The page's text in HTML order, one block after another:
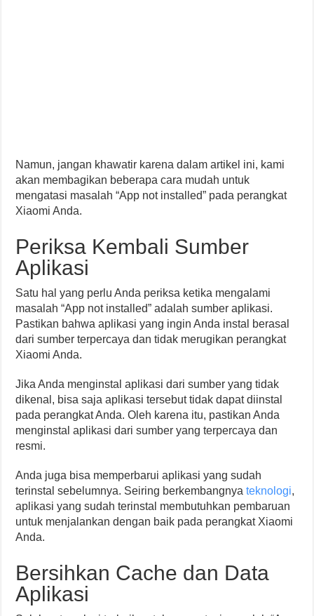
Namun, jangan khawatir karena dalam artikel ini, kami
akan membagikan beberapa cara mudah untuk
mengatasi masalah “App not installed” pada perangkat
Xiaomi Anda.
Periksa Kembali Sumber
Aplikasi
Satu hal yang perlu Anda periksa ketika mengalami
masalah “App not installed” adalah sumber aplikasi.
Pastikan bahwa aplikasi yang ingin Anda instal berasal
dari sumber terpercaya dan tidak merugikan perangkat
Xiaomi Anda.
Jika Anda menginstal aplikasi dari sumber yang tidak
dikenal, bisa saja aplikasi tersebut tidak dapat diinstal
pada perangkat Anda. Oleh karena itu, pastikan Anda
menginstal aplikasi dari sumber yang terpercaya dan
resmi.
Anda juga bisa memperbarui aplikasi yang sudah
terinstal sebelumnya. Seiring berkembangnyateknologi,
aplikasi yang sudah terinstal membutuhkan pembaruan
untuk menjalankan dengan baik pada perangkat Xiaomi
Anda.
Bersihkan Cache dan Data
Aplikasi